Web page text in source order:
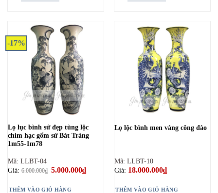
-17%
Lọ lục bình sứ đẹp tùng lộc
chim hạc gốm sứ Bát Tràng
1m55-1m78
Mã: LLBT-04
Giá:6.000.000₫ Giá
6.000.000₫.
5.000.000₫Giá
hiện
THÊM VÀO GIỎ HÀNG
Lọ lộc bình men vàng công đào
Mã: LLBT-10
Giá: 18.000.000₫
THÊM VÀO GIỎ HÀNG